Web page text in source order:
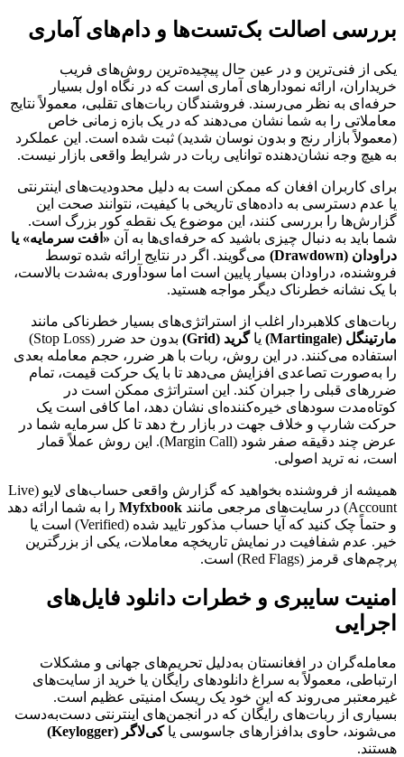
بررسی اصالت بک‌تست‌ها و دام‌های آماری
یکی از فنی‌ترین و در عین حال پیچیده‌ترین روش‌های فریب
خریداران، ارائه نمودارهای آماری است که در نگاه اول بسیار
حرفه‌ای به نظر می‌رسند. فروشندگان ربات‌های تقلبی، معمولاً نتایج
معاملاتی را به شما نشان می‌دهند که در یک بازه زمانی خاص
(معمولاً بازار رنج و بدون نوسان شدید) ثبت شده است. این عملکرد
به هیچ وجه نشان‌دهنده توانایی ربات در شرایط واقعی بازار نیست.
برای کاربران افغان که ممکن است به دلیل محدودیت‌های اینترنتی
یا عدم دسترسی به داده‌های تاریخی با کیفیت، نتوانند صحت این
گزارش‌ها را بررسی کنند، این موضوع یک نقطه کور بزرگ است.
شما باید به دنبال چیزی باشید که حرفه‌ای‌ها به آن «افت سرمایه» یا
دراودان (Drawdown)
می‌گویند. اگر در نتایج ارائه شده توسط
فروشنده، دراودان بسیار پایین است اما سودآوری به‌شدت بالاست،
با یک نشانه خطرناک دیگر مواجه هستید.
ربات‌های کلاهبردار اغلب از استراتژی‌های بسیار خطرناکی مانند
مارتینگل (Martingale)
یاگرید (Grid)
بدون حد ضرر (Stop Loss)
استفاده می‌کنند. در این روش، ربات با هر ضرر، حجم معامله بعدی
را به‌صورت تصاعدی افزایش می‌دهد تا با یک حرکت قیمت، تمام
ضررهای قبلی را جبران کند. این استراتژی ممکن است در
کوتاه‌مدت سودهای خیره‌کننده‌ای نشان دهد، اما کافی است یک
حرکت شارپ و خلاف جهت در بازار رخ دهد تا کل سرمایه شما در
عرض چند دقیقه صفر شود (Margin Call). این روش عملاً قمار
است، نه ترید اصولی.
همیشه از فروشنده بخواهید که گزارش واقعی حساب‌های لایو (Live
Account) در سایت‌های مرجعی مانند
Myfxbook را به شما ارائه دهد
و حتماً چک کنید که آیا حساب مذکور تایید شده (Verified) است یا
خیر. عدم شفافیت در نمایش تاریخچه معاملات، یکی از بزرگترین
پرچم‌های قرمز (Red Flags) است.
امنیت سایبری و خطرات دانلود فایل‌های
اجرایی
معامله‌گران در افغانستان به‌دلیل تحریم‌های جهانی و مشکلات
ارتباطی، معمولاً به سراغ دانلودهای رایگان یا خرید از سایت‌های
غیرمعتبر می‌روند که این خود یک ریسک امنیتی عظیم است.
بسیاری از ربات‌های رایگان که در انجمن‌های اینترنتی دست‌به‌دست
می‌شوند، حاوی بدافزارهای جاسوسی یاکی‌لاگر (Keylogger)
هستند.